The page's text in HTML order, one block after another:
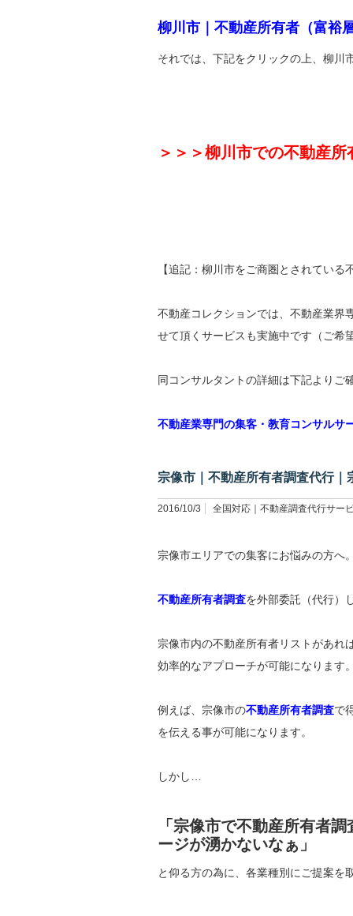
柳川市｜不動産所有者（富裕
それでは、下記をクリックの上、柳川
＞＞＞柳川市での不動産
【追記：柳川市をご商圏とされている
不動産コレクションでは、不動産業界
せて頂くサービスも実施中です（ご希
同コンサルタントの詳細は下記よりご
不動産業専門の集客・教育コンサルサ
宗像市｜不動産所有者調査代行｜
2016/10/3 全国対応｜不動産調査代行サー
宗像市エリアでの集客にお悩みの方へ
不動産所有者調査を外部委託（代行）
宗像市内の不動産所有者リストがあれ
効率的なアプローチが可能になります
例えば、宗像市の不動産所有者調査で
を伝える事が可能になります。
しかし…
「宗像市で不動産所有者
ージが湧かないなぁ」
と仰る方の為に、各業種別にご提案を